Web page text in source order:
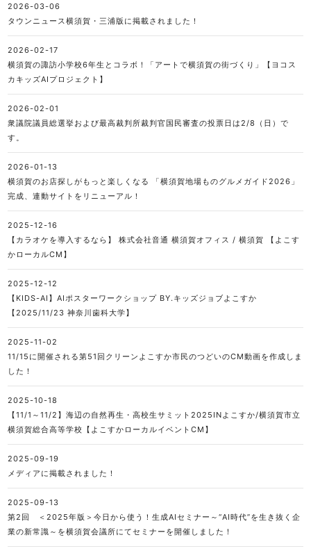
2026-03-06
タウンニュース横須賀・三浦版に掲載されました！
2026-02-17
横須賀の諏訪小学校6年生とコラボ！「アートで横須賀の街づくり」【ヨコス
カキッズAIプロジェクト】
2026-02-01
衆議院議員総選挙および最高裁判所裁判官国民審査の投票日は2/8（日）で
す。
2026-01-13
横須賀のお店探しがもっと楽しくなる 「横須賀地場ものグルメガイド2026」
完成、連動サイトをリニューアル！
2025-12-16
【カラオケを導入するなら】 株式会社音通 横須賀オフィス / 横須賀 【よこす
かローカルCM】
2025-12-12
【KIDS-AI】AIポスターワークショップ BY.キッズジョブよこすか
【2025/11/23 神奈川歯科大学】
2025-11-02
11/15に開催される第51回クリーンよこすか市民のつどいのCM動画を作成しま
した！
2025-10-18
【11/1～11/2】海辺の自然再生・高校生サミット2025INよこすか/横須賀市立
横須賀総合高等学校【よこすかローカルイベントCM】
2025-09-19
メディアに掲載されました！
2025-09-13
第2回 ＜2025年版＞今日から使う！生成AIセミナー～“AI時代”を生き抜く企
業の新常識～を横須賀会議所にてセミナーを開催しました！